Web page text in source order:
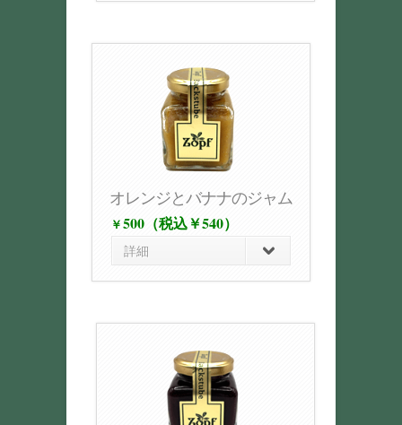
オレンジとバナナのジャム
￥500（税込￥540）
詳細